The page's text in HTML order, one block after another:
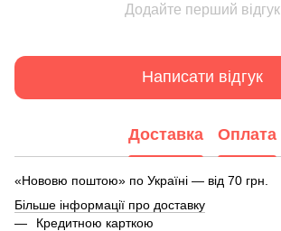
Додайте перший відгук
Написати відгук
Доставка Оплата
«Нововю поштою» по Україні — від 70 грн.
Більше інформації про доставку
Кредитною карткою